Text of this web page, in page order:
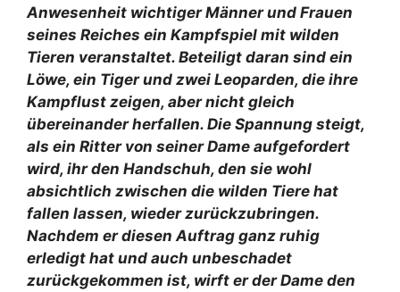
Anwesenheit wichtiger Männer und Frauen
seines Reiches ein Kampfspiel mit wilden
Tieren veranstaltet. Beteiligt daran sind ein
Löwe, ein Tiger und zwei Leoparden, die ihre
Kampflust zeigen, aber nicht gleich
übereinander herfallen. Die Spannung steigt,
als ein Ritter von seiner Dame aufgefordert
wird, ihr den Handschuh, den sie wohl
absichtlich zwischen die wilden Tiere hat
fallen lassen, wieder zurückzubringen.
Nachdem er diesen Auftrag ganz ruhig
erledigt hat und auch unbeschadet
zurückgekommen ist, wirft er der Dame den